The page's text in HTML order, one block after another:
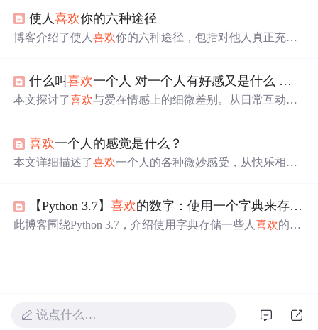
揭示了这种心理策略背后的原理。
使人喜欢你的六种途径
博客介绍了使人喜欢你的六种途径，包括对他人真正充满
别人做事。
什么叫喜欢一个人 对一个人有好感又是什么 爱一个人又是什么呢
本文探讨了喜欢与爱在情感上的细微差别。从日常互动到
望更亲密无间。
喜欢一个人的感觉是什么？
本文详细描述了喜欢一个人的各种微妙感受，从快乐相伴
【Python 3.7】喜欢的数字：使用一个字典来存储一些人
此博客围绕Python 3.7，介绍使用字典存储一些人喜欢的数
说点什么…